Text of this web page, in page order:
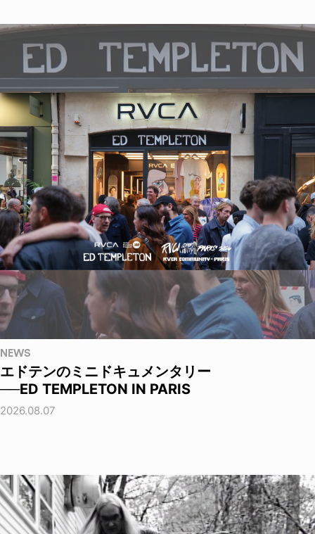
NEWS
エドテンのミニドキュメンタリー
──ED TEMPLETON IN PARIS
2026.08.07